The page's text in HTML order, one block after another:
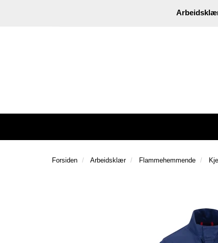
Forsiden Arbeidsklær Flammehemmende